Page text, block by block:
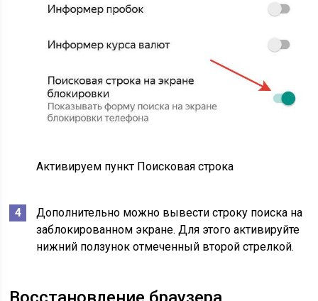
Активируем пункт Поисковая строка
Дополнительно можно вывести строку поиска на
заблокированном экране. Для этого активируйте
нижний ползунок отмеченный второй стрелкой.